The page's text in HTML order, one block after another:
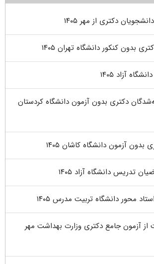
دکتری از مهر ۱۴۰۵
بدون کنکور دانشگاه تهران ۱۴۰۵
آزاد ۱۴۰۵
دکتری بدون آزمون دانشگاه کردستان
آزمون دانشگاه کاشان ۱۴۰۵
تدریس دانشگاه آزاد ۱۴۰۵
محور دانشگاه تربیت مدرس ۱۴۰۵
از آزمون جامع دکتری وزارت بهداشت مهر